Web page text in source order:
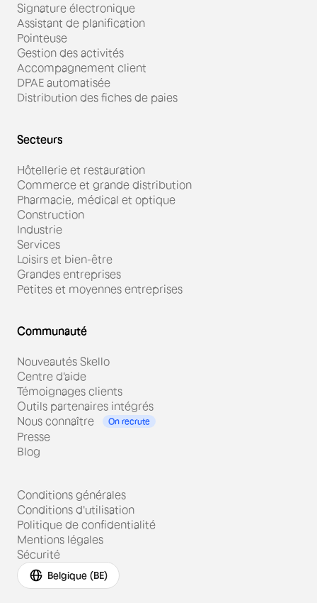
Signature électronique
Assistant de planification
Pointeuse
Gestion des activités
Accompagnement client
DPAE automatisée
Distribution des fiches de paies
Secteurs
Hôtellerie et restauration
Commerce et grande distribution
Pharmacie, médical et optique
Construction
Industrie
Services
Loisirs et bien-être
Grandes entreprises
Petites et moyennes entreprises
Communauté
Nouveautés Skello
Centre d'aide
Témoignages clients
Outils partenaires intégrés
Nous connaître
On recrute
Presse
Blog
Conditions générales
Conditions d'utilisation
Politique de confidentialité
Mentions légales
Sécurité
Belgique (BE)